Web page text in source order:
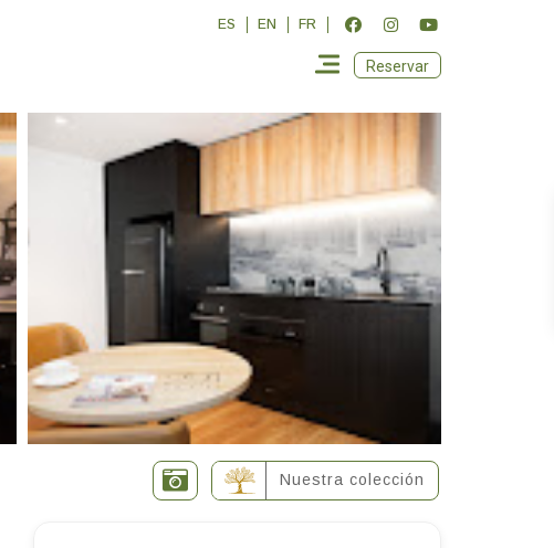
ES EN FR
Reservar
Nuestra colección